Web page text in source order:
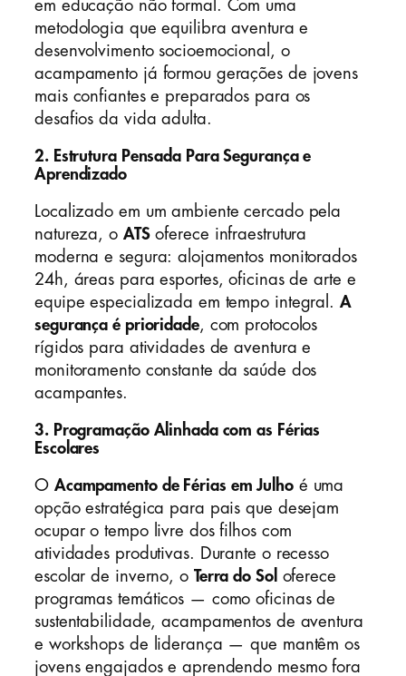
em educação não formal. Com uma
metodologia que equilibra aventura e
desenvolvimento socioemocional, o
acampamento já formou gerações de jovens
mais confiantes e preparados para os
desafios da vida adulta.
2. Estrutura Pensada Para Segurança e
Aprendizado
Localizado em um ambiente cercado pela
natureza, o ATSoferece infraestrutura
moderna e segura: alojamentos monitorados
24h, áreas para esportes, oficinas de arte e
equipe especializada em tempo integral. A
segurança é prioridade, com protocolos
rígidos para atividades de aventura e
monitoramento constante da saúde dos
acampantes.
3. Programação Alinhada com as Férias
Escolares
O Acampamento de Férias em Julhoé uma
opção estratégica para pais que desejam
ocupar o tempo livre dos filhos com
atividades produtivas. Durante o recesso
escolar de inverno, o Terra do Sol oferece
programas temáticos — como oficinas de
sustentabilidade, acampamentos de aventura
e workshops de liderança — que mantêm os
jovens engajados e aprendendo mesmo fora